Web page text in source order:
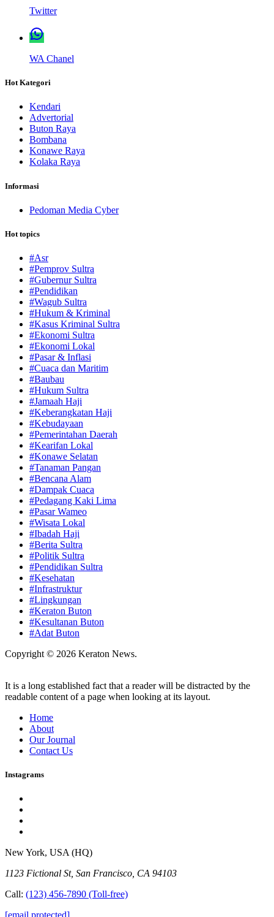
Twitter
WA Chanel
Hot Kategori
Kendari
Advertorial
Buton Raya
Bombana
Konawe Raya
Kolaka Raya
Informasi
Pedoman Media Cyber
Hot topics
#Asr
#Pemprov Sultra
#Gubernur Sultra
#Pendidikan
#Wagub Sultra
#Hukum & Kriminal
#Kasus Kriminal Sultra
#Ekonomi Sultra
#Ekonomi Lokal
#Pasar & Inflasi
#Cuaca dan Maritim
#Baubau
#Hukum Sultra
#Jamaah Haji
#Keberangkatan Haji
#Kebudayaan
#Pemerintahan Daerah
#Kearifan Lokal
#Konawe Selatan
#Tanaman Pangan
#Bencana Alam
#Dampak Cuaca
#Pedagang Kaki Lima
#Pasar Wameo
#Wisata Lokal
#Ibadah Haji
#Berita Sultra
#Politik Sultra
#Pendidikan Sultra
#Kesehatan
#Infrastruktur
#Lingkungan
#Keraton Buton
#Kesultanan Buton
#Adat Buton
Copyright © 2026 Keraton News.
It is a long established fact that a reader will be distracted by the
readable content of a page when looking at its layout.
Home
About
Our Journal
Contact Us
Instagrams
New York, USA (HQ)
1123 Fictional St, San Francisco, CA 94103
Call: (123) 456-7890 (Toll-free)